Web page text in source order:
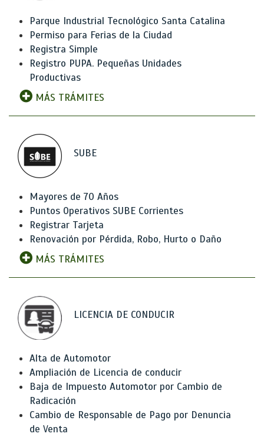
Parque Industrial Tecnológico Santa Catalina
Permiso para Ferias de la Ciudad
Registra Simple
Registro PUPA. Pequeñas Unidades
Productivas
MÁS TRÁMITES
SUBE
Mayores de 70 Años
Puntos Operativos SUBE Corrientes
Registrar Tarjeta
Renovación por Pérdida, Robo, Hurto o Daño
MÁS TRÁMITES
LICENCIA DE CONDUCIR
Alta de Automotor
Ampliación de Licencia de conducir
Baja de Impuesto Automotor por Cambio de
Radicación
Cambio de Responsable de Pago por Denuncia
de Venta